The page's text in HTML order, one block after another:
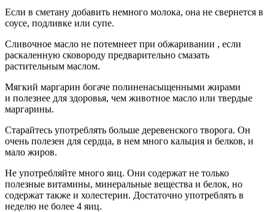
Если в сметану добавить немного молока, она не свернется в
соусе, подливке или супе.
Сливочное масло не потемнеет при обжаривании , если
раскаленную сковороду предварительно смазать
растительным маслом.
Мягкий маргарин богаче полиненасыщенными жирами
и полезнее для здоровья, чем животное масло или твердые
маргарины.
Старайтесь употреблять больше деревенского творога. Он
очень полезен для сердца, в нем много кальция и белков, и
мало жиров.
Не употребляйте много яиц. Они содержат не только
полезные витамины, минеральные вещества и белок, но
содержат также и холестерин. Достаточно употреблять в
неделю не более 4 яиц.